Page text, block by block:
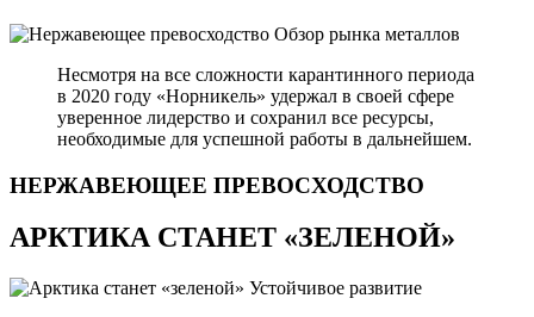
Обзор рынка металлов
Несмотря на все сложности карантинного периода
в 2020 году «Норникель» удержал в своей сфере
уверенное лидерство и сохранил все ресурсы,
необходимые для успешной работы в дальнейшем.
НЕРЖАВЕЮЩЕЕ ПРЕВОСХОДСТВО
АРКТИКА СТАНЕТ «ЗЕЛЕНОЙ»
Устойчивое развитие